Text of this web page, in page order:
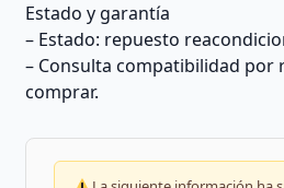
Estado y garantía
– Estado: repuesto
– Consulta compatibilidad por
comprar.